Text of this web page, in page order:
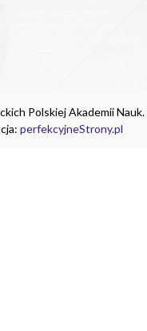
Polskiej Akademii Nauk.
perfekcyjneStrony.pl